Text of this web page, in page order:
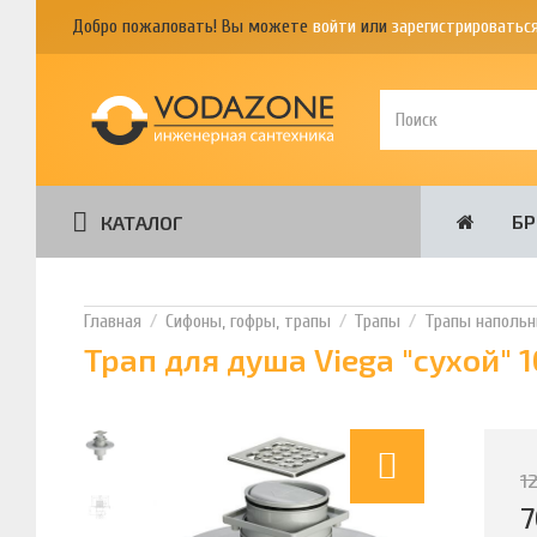
Добро пожаловать! Вы можете войти или
КАТАЛОГ
Сифоны, гофры, трапы Трапы Трапы
Трап для душа Viega "сухой"